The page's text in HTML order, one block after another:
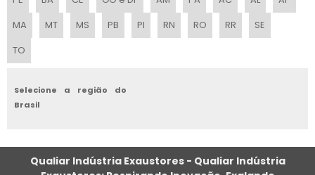
VENTILADORES AXIAIS INDUSTRIAIS
EXAUSTOR AXIAL PARA COZINHA
VENTILADOR AXIAL PREÇO
EXAUSTOR AXIAL PARA COZINHA INDUSTRIAL
MA
MT MS PB PI RN RO RR
SE
TO
Selecione a região do
Brasil
Qualiar Indústria Exaustores - Qualiar Indústria